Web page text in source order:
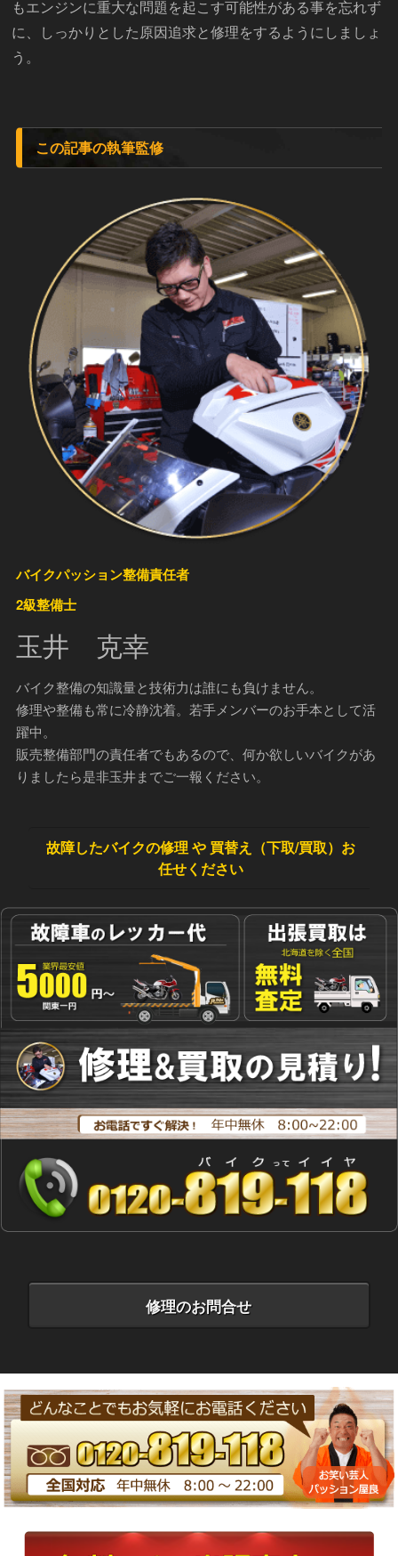
もエンジンに重大な問題を起こす可能性がある事を忘れず
に、しっかりとした原因追求と修理をするようにしましょ
う。
この記事の執筆監修
バイクパッション整備責任者
2級整備士
玉井 克幸
バイク整備の知識量と技術力は誰にも負けません。
修理や整備も常に冷静沈着。若手メンバーのお手本として活
躍中。
販売整備部門の責任者でもあるので、何か欲しいバイクがあ
りましたら是非玉井までご一報ください。
故障したバイクの修理 や 買替え（下取/買取）お
任せください
修理のお問合せ